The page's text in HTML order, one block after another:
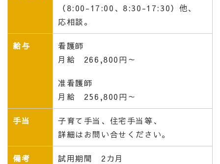
（8:00-17:00、8:30-17:30）他、
応相談。
給与
看護師
月給 266,800円～
准看護師
月給 256,800円～
手当
子育て手当、住宅手当等、
詳細はお問い合せください。
備考
試用期間 2カ月